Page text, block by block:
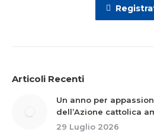
Articoli Recenti
Un anno per
dell’Azione cattolica
29 Luglio 2026